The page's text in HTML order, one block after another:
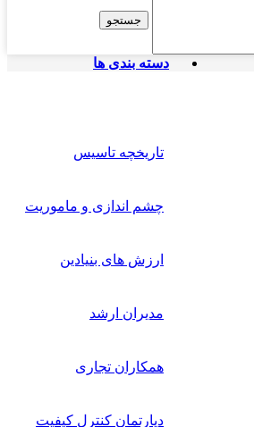
جستجو
دسته بندی ها
تاریخچه تاسیس
چشم اندازی و ماموریت
ارزش های بنیادین
مدیران ارشد
همکاران تجاری
دپارتمان کنترل کیفیت